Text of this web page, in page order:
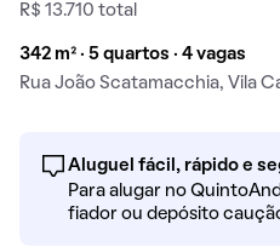
R$ 13.710 total
342 m² · 5 quartos · 4 vagas
Rua João Scatamacchia, Vila
Aluguel fácil, rápido e
Para alugar no
fiador ou depósito